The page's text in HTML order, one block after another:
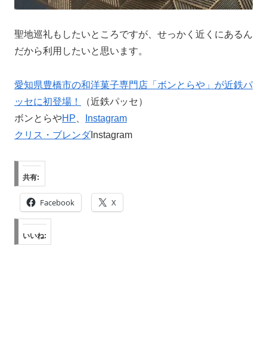
聖地巡礼もしたいところですが、せっかく近くにあるん
だから利用したいと思います。
愛知県豊橋市の和洋菓子専門店「ボンとらや」が近鉄パ
ッセに初登場！
（近鉄パッセ）
ボンとらやHP
Instagram
クリス・ブレンダInstagram
共有:
Facebook X
いいね: